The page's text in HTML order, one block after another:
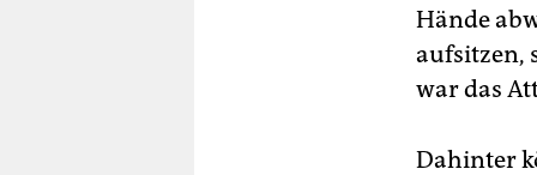
Hände
aufsitzen,
war das
Dahinter